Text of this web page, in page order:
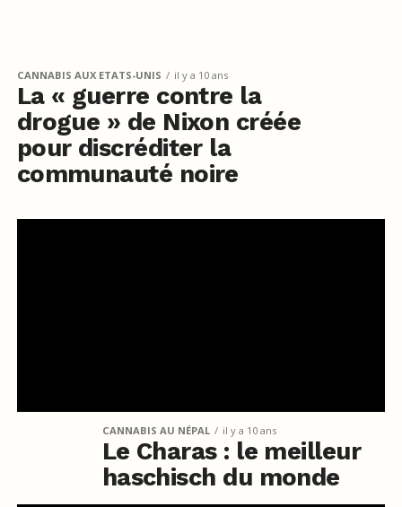
CANNABIS AUX ETATS-UNIS il y a 10 ans
La « guerre contre la
drogue » de Nixon créée
pour discréditer la
communauté noire
CANNABIS AU NÉPAL il y a 10 ans
Le Charas : le meilleur
haschisch du monde